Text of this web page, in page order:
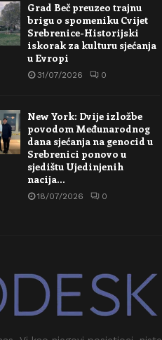
Grad Beč preuzeo trajnu
brigu o spomeniku Cvijet
Srebrenice-Historijski
iskorak za kulturu sjećanja
u Evropi
31/07/2026 0
New York: Dvije izložbe
povodom Međunarodnog
dana sjećanja na genocid u
Srebrenici ponovo u
sjedištu Ujedinjenih
nacija…
18/07/2026 0